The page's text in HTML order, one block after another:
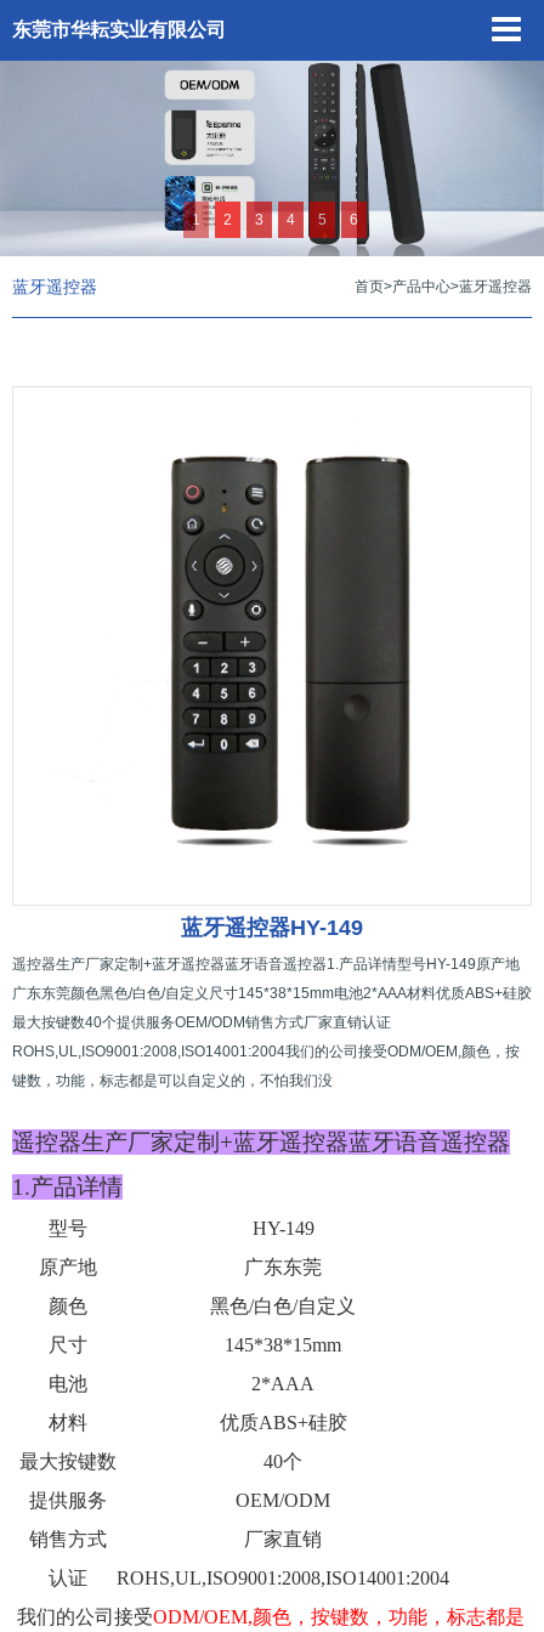
东莞市华耘实业有限公司
1 2 3 4 5 6
蓝牙遥控器 首页>产品中心>蓝牙遥控器
蓝牙遥控器HY-149
遥控器生产厂家定制+蓝牙遥控器蓝牙语音遥控器1.产品详情型号HY-149原产地
广东东莞颜色黑色/白色/自定义尺寸145*38*15mm电池2*AAA材料优质ABS+硅胶
最大按键数40个提供服务OEM/ODM销售方式厂家直销认证
ROHS,UL,ISO9001:2008,ISO14001:2004我们的公司接受ODM/OEM,颜色，按
键数，功能，标志都是可以自定义的，不怕我们没
遥控器生产厂家定制 +蓝牙遥控器蓝牙语音遥控器
1.产品详情
型号
HY-149
原产地
广东东莞
颜色
黑色/白色/自定义
尺寸
145*38*15mm
电池
2*AAA
材料
优质ABS+硅胶
最大按键数
40个
提供服务
OEM/ODM
销售方式
厂家直销
认证
ROHS,UL,ISO9001:2008,ISO14001:2004
我们的公司接受ODM/OEM,颜色，按键数，功能，标志都是